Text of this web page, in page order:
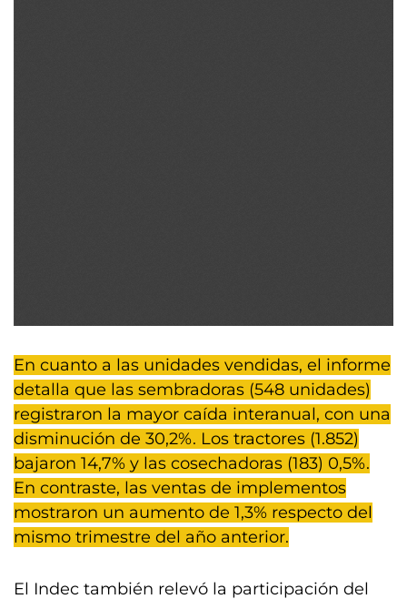
En cuanto a las unidades vendidas, el informe
detalla que las sembradoras (548 unidades)
registraron la mayor caída interanual, con una
disminución de 30,2%. Los tractores (1.852)
bajaron 14,7% y las cosechadoras (183) 0,5%.
En contraste, las ventas de implementos
mostraron un aumento de 1,3% respecto del
mismo trimestre del año anterior.
El Indec también relevó la participación del